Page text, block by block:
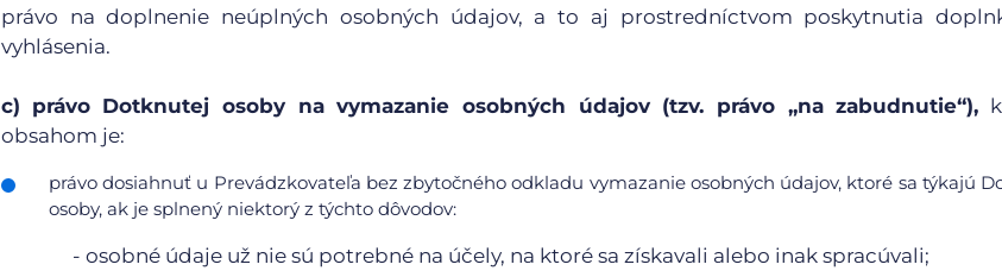
právo na doplnenie neúplných osobných údajov, a to aj prostredníctvom poskytnutia
vyhlásenia.
c) právo Dotknutej osoby na vymazanie osobných údajov (tzv. právo „na zabudnutie“),
obsahom je:
právo dosiahnuť u Prevádzkovateľa bez zbytočného odkladu vymazanie osobných údajov, ktoré sa týkajú
osoby, ak je splnený niektorý z týchto dôvodov:
- osobné údaje už nie sú potrebné na účely, na ktoré sa získavali alebo inak spracúvali;